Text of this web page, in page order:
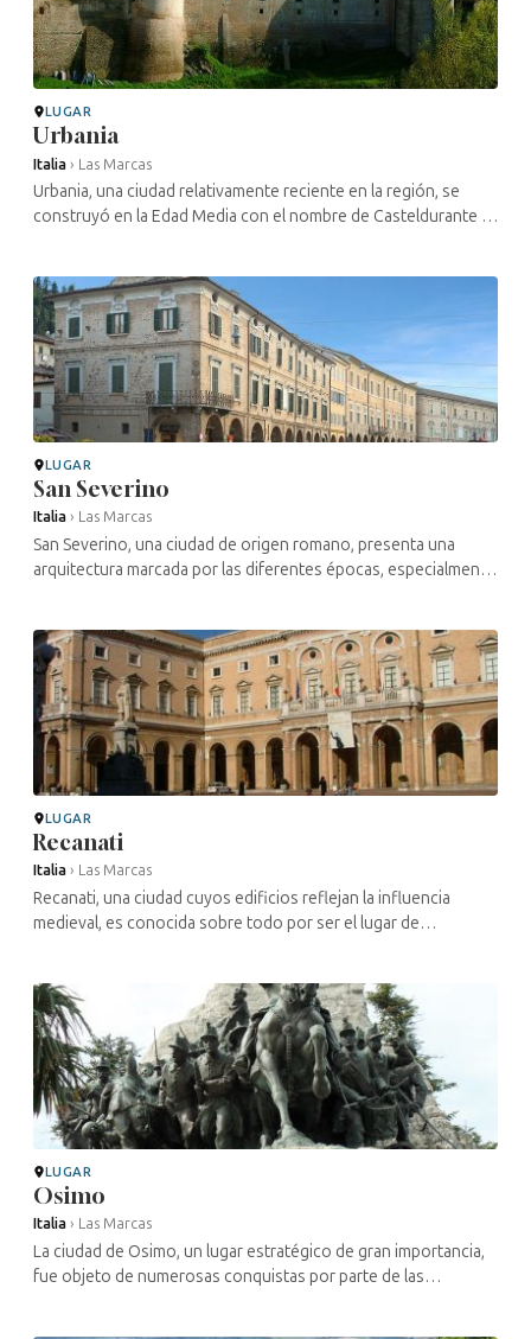
LUGAR
Urbania
Italia › Las Marcas
Urbania, una ciudad relativamente reciente en la región, se
construyó en la Edad Media con el nombre de Casteldurante y
LUGAR
San Severino
Italia › Las Marcas
San Severino, una ciudad de origen romano, presenta una
arquitectura marcada por las diferentes épocas, especialmente
LUGAR
Recanati
Italia › Las Marcas
Recanati, una ciudad cuyos edificios reflejan la influencia
medieval, es conocida sobre todo por ser el lugar de
LUGAR
Osimo
Italia › Las Marcas
La ciudad de Osimo, un lugar estratégico de gran importancia,
fue objeto de numerosas conquistas por parte de las